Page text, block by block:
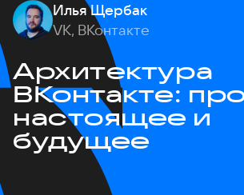
Илья Щербак
VK, ВКонтакте
Архитектура
ВКонтакте:
настоящее и
будущее